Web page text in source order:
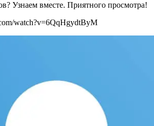
Узнаем вместе. Приятного просмотра!
watch?v=6QqHgydtByM